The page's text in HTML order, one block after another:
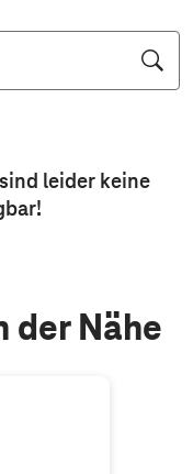
leider keine
der Nähe